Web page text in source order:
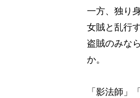
一方、独り
女賊と乱行
盗賊のみな
か。
「影法師」